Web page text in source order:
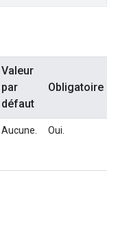
Valeur
par
défaut
Obligatoire
Aucune. Oui.